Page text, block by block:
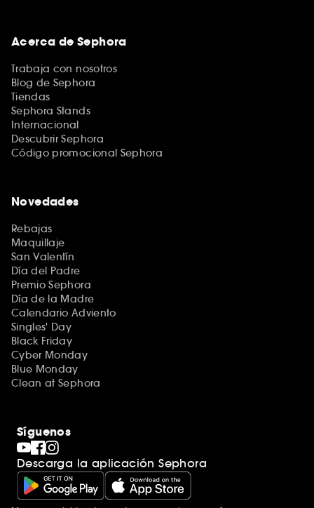
Acerca de Sephora
Trabaja con nosotros
Blog de Sephora
Tiendas
Sephora Stands
Internacional
Descubrir Sephora
Código promocional Sephora
Novedades
Rebajas
Maquillaje
San Valentín
Día del Padre
Premio Sephora
Día de la Madre
Calendario Adviento
Singles' Day
Black Friday
Cyber Monday
Blue Monday
Clean at Sephora
Síguenos
Descarga la aplicación Sephora